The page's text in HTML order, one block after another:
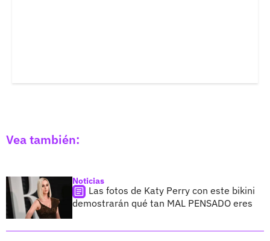
Vea también:
Noticias
Las fotos de Katy Perry con este bikini
demostrarán qué tan MAL PENSADO eres